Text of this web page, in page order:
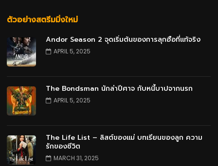
ตัวอย่างสตรีมมิ่งใหม่
Andor Season 2 จุดเริ่มต้นของการลุกฮือที่แท้จริง
APRIL 5, 2025
The Bondsman นักล่าปีศาจ กับหนี้บาปจากนรก
APRIL 5, 2025
The Life List – ลิสต์ของแม่ บทเรียนของลูก ความ
รักของชีวิต
MARCH 31, 2025